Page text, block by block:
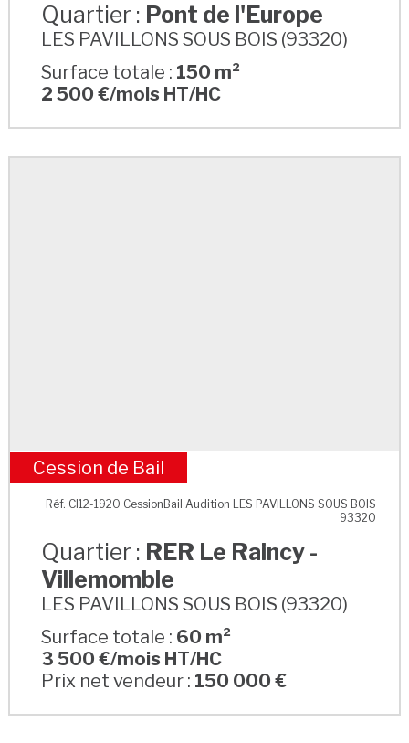
Quartier : Pont de l'Europe
LES PAVILLONS SOUS BOIS (93320)
Surface totale : 150 m²
2 500 €/mois HT/HC
RER Le Raincy - Villemomble
Cession de Bail
Réf. CI12-1920 CessionBail Audition LES PAVILLONS SOUS BOIS
93320
Quartier : RER Le Raincy -
Villemomble
LES PAVILLONS SOUS BOIS (93320)
Surface totale : 60 m²
3 500 €/mois HT/HC
Prix net vendeur : 150 000 €